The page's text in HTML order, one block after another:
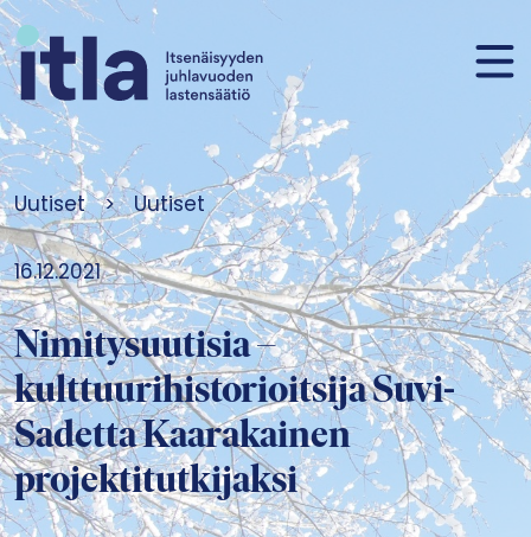
Siirry sisältöön
Uutiset > Uutiset
16.12.2021
Nimitysuutisia –
kulttuurihistorioitsija Suvi-
Sadetta Kaarakainen
projektitutkijaksi